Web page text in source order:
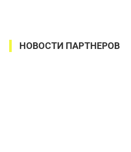
НОВОСТИ ПАРТНЕРОВ